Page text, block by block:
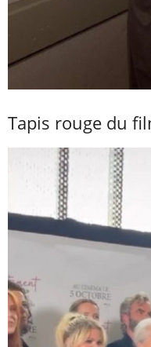
Tapis rouge du